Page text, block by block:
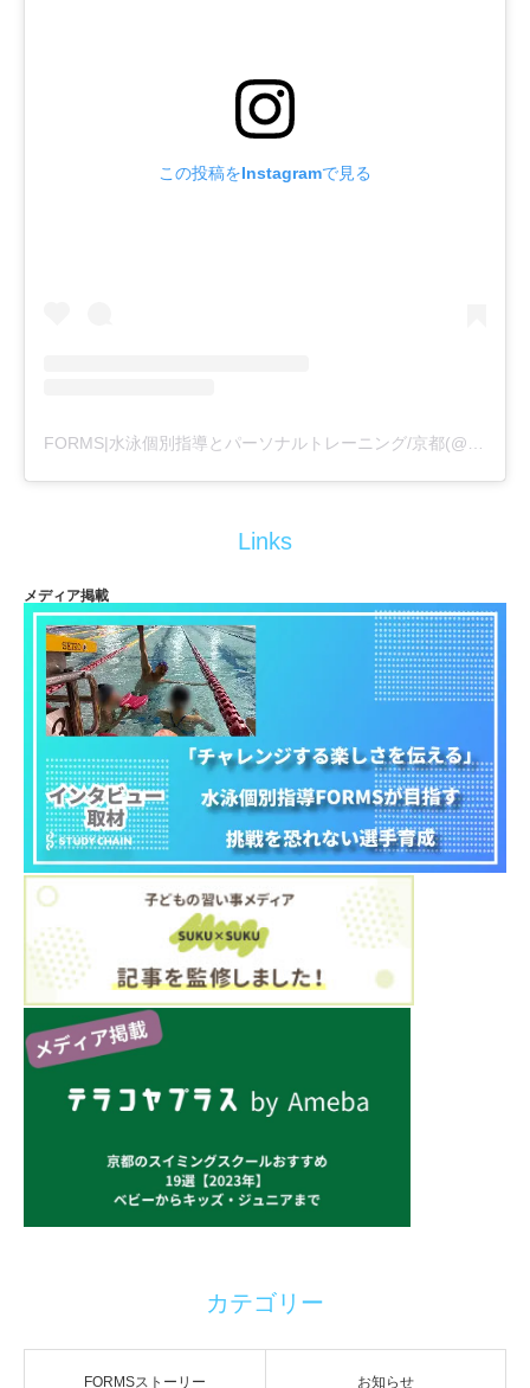
この投稿をInstagramで見る
Links
メディア掲載
カテゴリー
FORMSストーリー お知らせ